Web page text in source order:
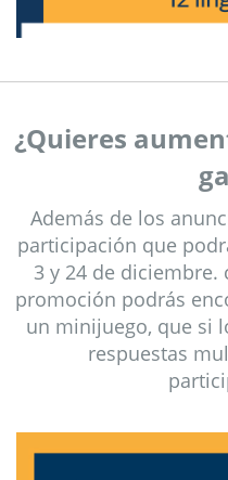
¿Quieres
Además de los
participación que
3 y 24 de
promoción podrás
un minijuego, que si
respuestas